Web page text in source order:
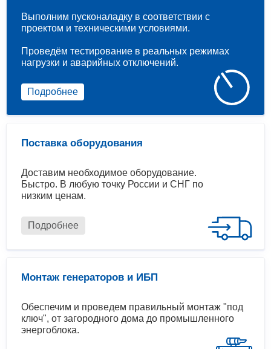
Поставка оборудования
Доставим необходимое оборудование.
Быстро. В любую точку России и СНГ по
низким ценам.
Подробнее
Монтаж генераторов и ИБП
Обеспечим и проведем правильный монтаж "под
ключ", от загородного дома до промышленного
энергоблока.
Выполним пусконаладку в соответствии с
проектом и техническими условиями.
Проведём тестирование в реальных режимах
нагрузки и аварийных отключений.
Подробнее